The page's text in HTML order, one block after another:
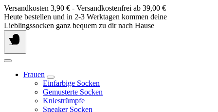
Springe
zum
Inhalt
Versandkosten 3,90 € - Versandkostenfrei ab 39,00 €
Heute bestellen und in 2-3 Werktagen kommen deine
Lieblingssocken ganz bequem zu dir nach Hause
Frauen
Einfarbige Socken
Gemusterte Socken
Kniestrümpfe
Sneaker Socken